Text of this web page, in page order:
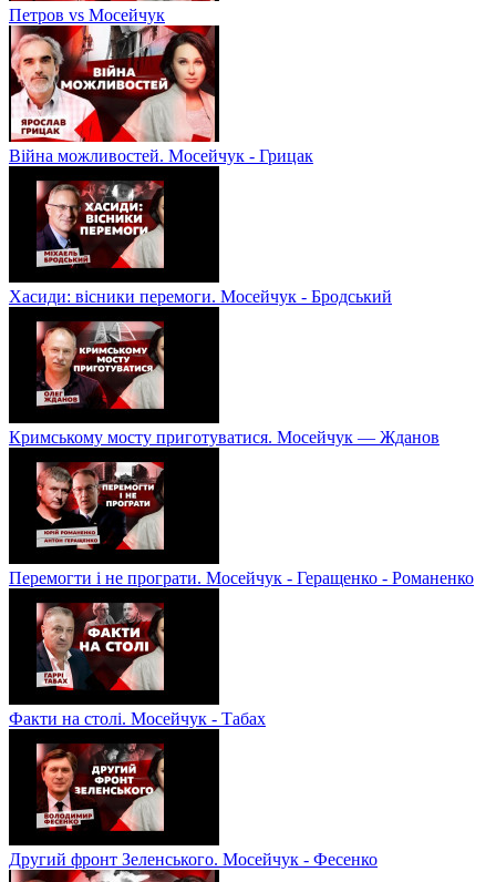
Петров vs Мосейчук
Війна можливостей. Мосейчук - Грицак
Хасиди: вісники перемоги. Мосейчук - Бродський
Кримському мосту приготуватися. Мосейчук — Жданов
Перемогти і не програти. Мосейчук - Геращенко - Романенко
Факти на столі. Мосейчук - Табах
Другий фронт Зеленського. Мосейчук - Фесенко